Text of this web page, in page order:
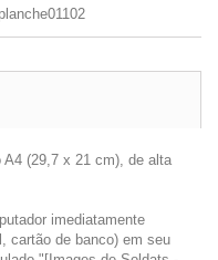
(29,7 x 21 cm), de alta
imediatamente
cartão de banco) em seu